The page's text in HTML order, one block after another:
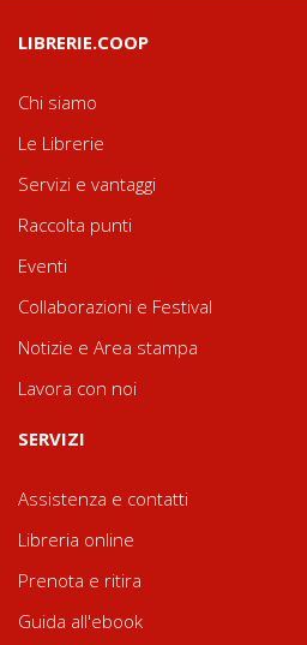
LIBRERIE.COOP
Chi siamo
Le Librerie
Servizi e vantaggi
Raccolta punti
Eventi
Collaborazioni e Festival
Notizie e Area stampa
Lavora con noi
SERVIZI
Assistenza e contatti
Libreria online
Prenota e ritira
Guida all'ebook